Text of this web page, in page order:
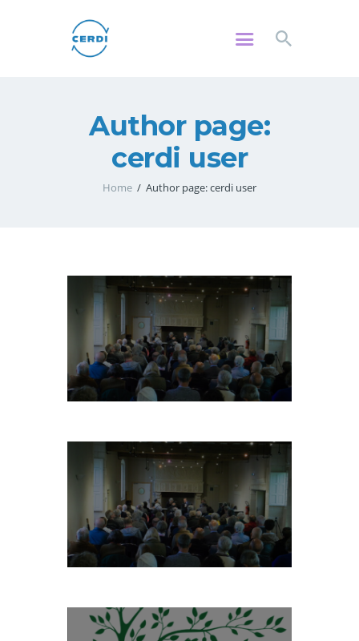
Author page:
cerdi user
Home Author page: cerdi user
PROJET
RENCONTRES
ÉCOLES
CONFÉRENCES
CONTACT